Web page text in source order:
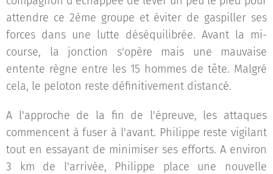
attendre ce 2ème groupe et éviter de gaspiller ses
forces dans une lutte déséquilibrée. Avant la mi-
course, la jonction s'opère mais une mauvaise
entente règne entre les 15 hommes de tête. Malgré
cela, le peloton reste définitivement distancé.
A l'approche de la fin de l'épreuve, les attaques
commencent à fuser à l'avant. Philippe reste vigilant
tout en essayant de minimiser ses efforts. A environ
3 km de l'arrivée, Philippe place une nouvelle